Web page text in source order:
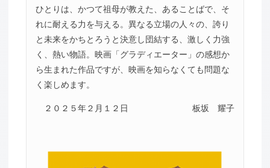
ひとりは、かつて祖母が教えた、あることばで、そ
れに耐える力を与える。異なる立場の人々の、誇り
と未来をかちとろうと決意し団結する、激しく力強
く、熱い物語。映画「グラディエーター」の感想か
ら生まれた作品ですが、映画を知らなくても問題な
く楽しめます。
２０２５年２月１２日 板坂 耀子